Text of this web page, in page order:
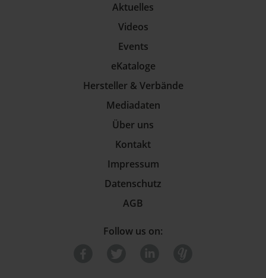
Aktuelles
Videos
Events
eKataloge
Hersteller & Verbände
Mediadaten
Über uns
Kontakt
Impressum
Datenschutz
AGB
Follow us on: